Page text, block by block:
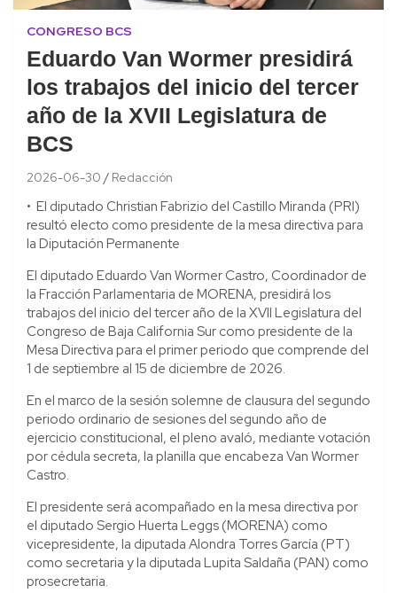
CONGRESO BCS
Eduardo Van Wormer presidirá
los trabajos del inicio del tercer
año de la XVII Legislatura de
BCS
2026-06-30 Redacción
• El diputado Christian Fabrizio del Castillo Miranda (PRI)
resultó electo como presidente de la mesa directiva para
la Diputación Permanente
El diputado Eduardo Van Wormer Castro, Coordinador de
la Fracción Parlamentaria de MORENA, presidirá los
trabajos del inicio del tercer año de la XVII Legislatura del
Congreso de Baja California Sur como presidente de la
Mesa Directiva para el primer periodo que comprende del
1 de septiembre al 15 de diciembre de 2026.
En el marco de la sesión solemne de clausura del segundo
periodo ordinario de sesiones del segundo año de
ejercicio constitucional, el pleno avaló, mediante votación
por cédula secreta, la planilla que encabeza Van Wormer
Castro.
El presidente será acompañado en la mesa directiva por
el diputado Sergio Huerta Leggs (MORENA) como
vicepresidente, la diputada Alondra Torres García (PT)
como secretaria y la diputada Lupita Saldaña (PAN) como
prosecretaria.